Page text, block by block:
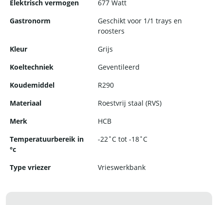
Elektrisch vermogen
677 Watt
Gastronorm
Geschikt voor 1/1 trays en
roosters
Kleur
Grijs
Koeltechniek
Geventileerd
Koudemiddel
R290
Materiaal
Roestvrij staal (RVS)
Merk
HCB
Temperatuurbereik in
°c
-22˚C tot -18˚C
Type vriezer Vrieswerkbank